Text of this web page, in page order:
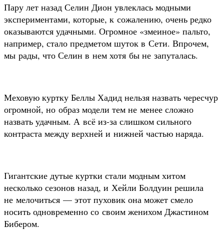
Пару лет назад Селин Дион увлеклась модными
экспериментами, которые, к сожалению, очень редко
оказываются удачными. Огромное «змеиное» пальто,
например, стало предметом шуток в Сети. Впрочем,
мы рады, что Селин в нем хотя бы не запуталась.
Меховую куртку Беллы Хадид нельзя назвать чересчур
огромной, но образ модели тем не менее сложно
назвать удачным. А всё из-за слишком сильного
контраста между верхней и нижней частью наряда.
Гигантские дутые куртки стали модным хитом
несколько сезонов назад, и Хейли Болдуин решила
не мелочиться — этот пуховик она может смело
носить одновременно со своим женихом Джастином
Бибером.